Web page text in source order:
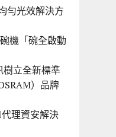
勻光效解決方
機「碗全啟動
樹立全新標準
）品牌
理資安解決